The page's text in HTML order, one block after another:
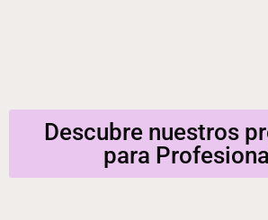
Descubre nuestros
para